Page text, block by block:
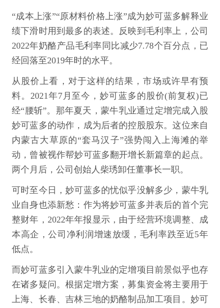
“成本上涨”“原材料价格上涨”成为妙可蓝多解释业
绩下滑时用到最多的表述。反映到毛利率上，公司
2022年奶酪产品毛利率同比减少7.78个百分点，已
经回落至2019年时的水平。
从股价上看，对于这样的结果，市场或许早有预
料。2021年7月至今，妙可蓝多的股价(前复权)已
经“腰斩”。那年夏天，蒙牛乳业通过定增完成入股
妙可蓝多的动作，成为后者的控股股东。这位来自
内蒙古大草原的“套马汉子”强势闯入上海滩的举
动，曾被视作帮妙可蓝多翻开增长新篇章的起点。
两个月后，公司创始人柴琇卸任董事长一职。
可时至今日，妙可蓝多的忧似乎没解多少，蒙牛乳
业自身也添新愁：作为将妙可蓝多并表后的首个完
整财年，2022年年报显示，由于经营环境调整、成
本高企，公司净利润增速放缓，毛利率跌至近5年
低点。
而妙可蓝多引入蒙牛乳业的定增项目前景似乎也存
在诸多疑问。根据定增方案，募集资金将主要用于
上海、长春、吉林三地的奶酪制品加工项目。妙可